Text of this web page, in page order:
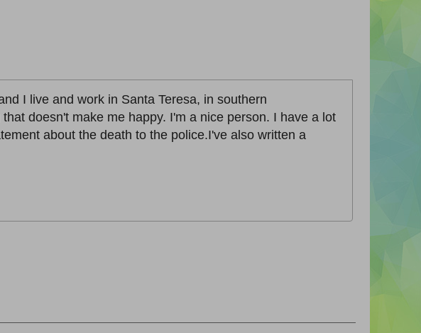
I live and work in Santa Teresa, in southern
doesn't make me happy. I'm a nice person. I have a lot
about the death to the police.I've also written a